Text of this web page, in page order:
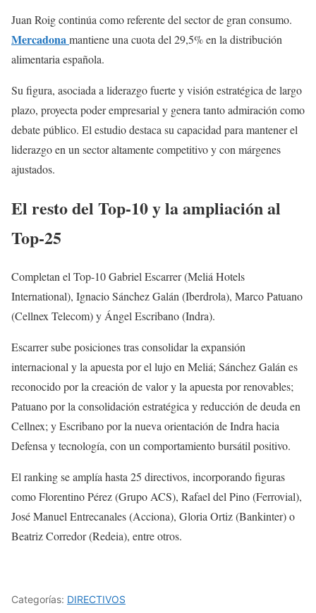
Juan Roig continúa como referente del sector de gran consumo.
Mercadonamantiene una cuota del 29,5% en la distribución
alimentaria española.
Su figura, asociada a liderazgo fuerte y visión estratégica de largo
plazo, proyecta poder empresarial y genera tanto admiración como
debate público. El estudio destaca su capacidad para mantener el
liderazgo en un sector altamente competitivo y con márgenes
ajustados.
El resto del Top-10 y la ampliación al
Top-25
Completan el Top-10 Gabriel Escarrer (Meliá Hotels
International), Ignacio Sánchez Galán (Iberdrola), Marco Patuano
(Cellnex Telecom) y Ángel Escribano (Indra).
Escarrer sube posiciones tras consolidar la expansión
internacional y la apuesta por el lujo en Meliá; Sánchez Galán es
reconocido por la creación de valor y la apuesta por renovables;
Patuano por la consolidación estratégica y reducción de deuda en
Cellnex; y Escribano por la nueva orientación de Indra hacia
Defensa y tecnología, con un comportamiento bursátil positivo.
El ranking se amplía hasta 25 directivos, incorporando figuras
como Florentino Pérez (Grupo ACS), Rafael del Pino (Ferrovial),
José Manuel Entrecanales (Acciona), Gloria Ortiz (Bankinter) o
Beatriz Corredor (Redeia), entre otros.
Categorías: DIRECTIVOS